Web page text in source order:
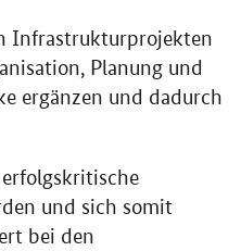
Infrastrukturprojekten
Planung und
ergänzen und dadurch
und sich somit
bei den